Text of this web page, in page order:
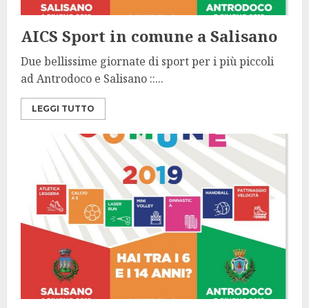
AICS Sport in comune a Salisano
Due bellissime giornate di sport per i più piccoli
ad Antrodoco e Salisano ::...
LEGGI TUTTO